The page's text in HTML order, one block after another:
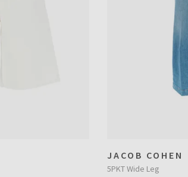
JACOB COHEN
5PKT Wide Leg